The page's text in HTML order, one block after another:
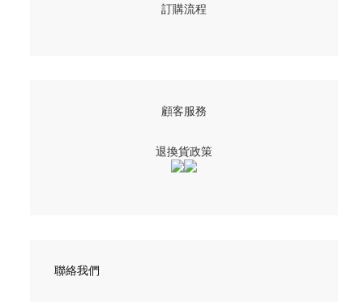
訂購流程
顧客服務
退換貨政策
聯絡我們